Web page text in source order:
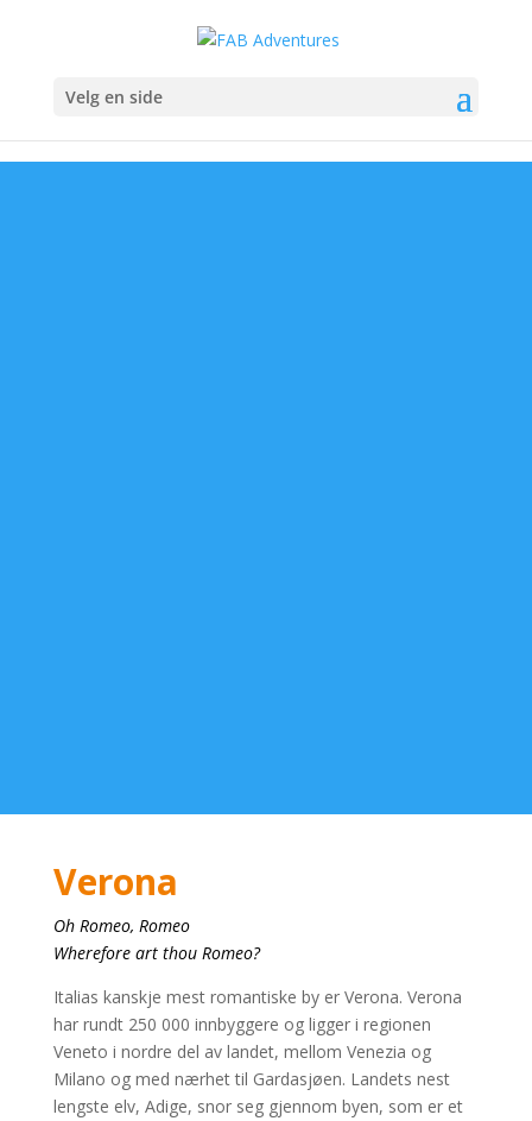
Velg en side
Verona
Oh Romeo, Romeo
Wherefore art thou Romeo?
Italias kanskje mest romantiske by er Verona. Verona
har rundt 250 000 innbyggere og ligger i regionen
Veneto i nordre del av landet, mellom Venezia og
Milano og med nærhet til Gardasjøen. Landets nest
lengste elv, Adige, snor seg gjennom byen, som er et